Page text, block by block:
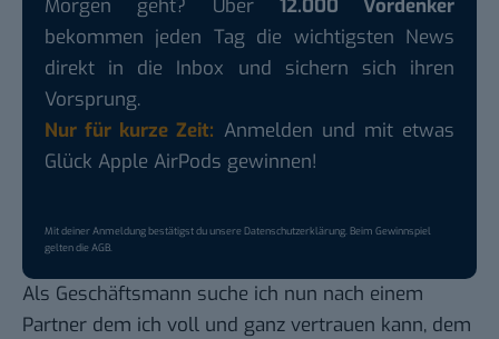
Morgen geht? Über 12.000 Vordenker
bekommen jeden Tag die wichtigsten News
direkt in die Inbox und sichern sich ihren
Vorsprung.
Nur für kurze Zeit: Anmelden und mit etwas
Glück Apple AirPods gewinnen!
Mit deiner Anmeldung bestätigst du unsereDatenschutzerklärung. Beim Gewinnspiel
gelten dieAGB.
Als Geschäftsmann suche ich nun nach einem
Partner dem ich voll und ganz vertrauen kann, dem